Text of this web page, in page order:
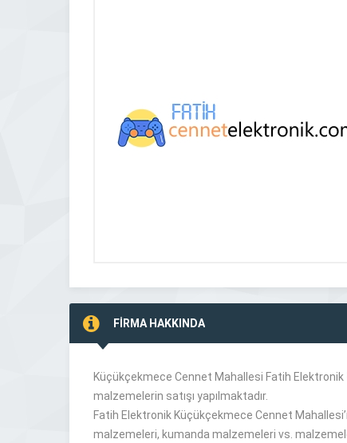
FİRMA HAKKINDA
Küçükçekmece Cennet Mahallesi Fatih Elektronik
malzemelerin satışı yapılmaktadır.
Fatih Elektronik Küçükçekmece Cennet
malzemeleri, kumanda malzemeleri vs.